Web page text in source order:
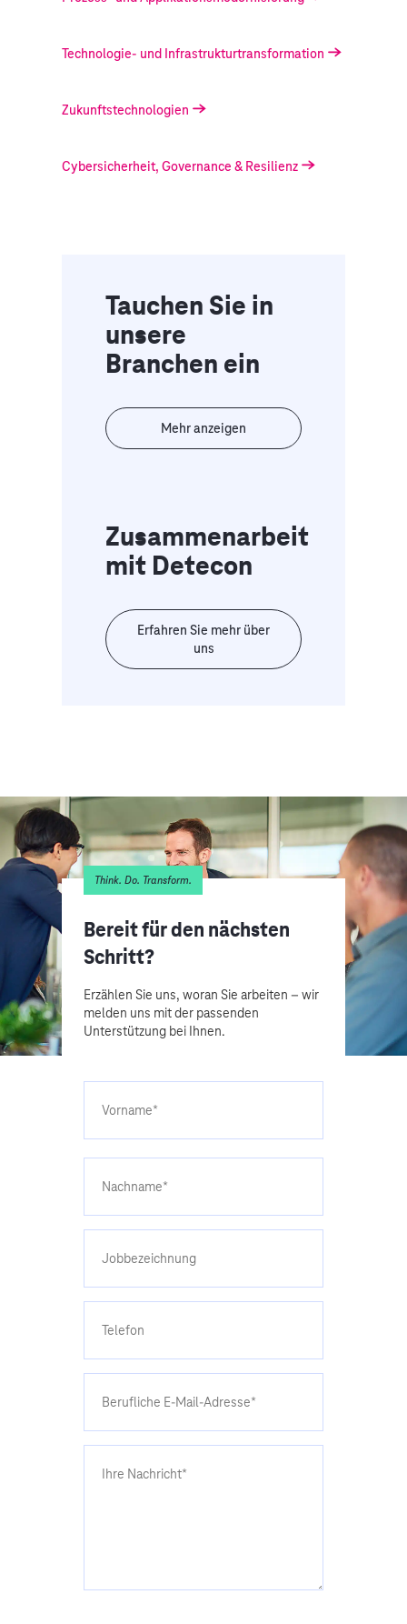
Technologie- und Infrastrukturtransformation
Zukunftstechnologien
Cybersicherheit, Governance & Resilienz
Tauchen Sie in
unsere
Branchen ein
Mehr anzeigen
Zusammenarbeit
mit Detecon
Erfahren Sie mehr über
uns
Think. Do. Transform.
Bereit für den nächsten
Schritt?
Erzählen Sie uns, woran Sie arbeiten – wir
melden uns mit der passenden
Unterstützung bei Ihnen.